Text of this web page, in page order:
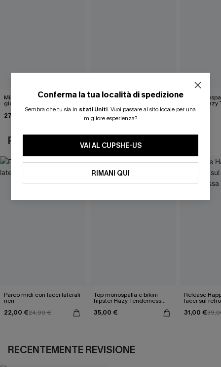
Mini abito in denim per tutti i
giorni
27,00 €
Pareo midi con lacci laterali
22,00 € 24,00 €
Top
hipster
Flower
POTREBBE INTERESSARTI ANCHE
Pareo midi con lacci laterali
neri
22,00 €24,00 €
Top monospalla e bikini
hipster Hazy Tenderness
35,00 €
Release
lacci sul
31,00 €
RECENTEMENTE REVISIONE
Conferma la tua località di spedizione
Sembra che tu sia in stati Uniti. Vuoi passare al sito locale per una
migliore esperienza?
VAI AL CUPSHE-US
RIMANI QUI